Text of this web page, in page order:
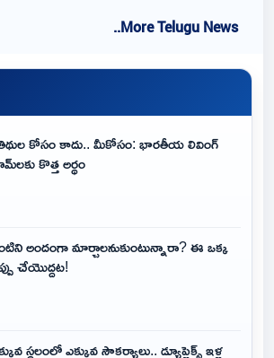
..More Telugu News
కోసం కాదు.. మీకోసం: భారతీయ లివింగ్
కొత్త అర్థం
అందంగా మార్చాలనుకుంటున్నారా? ఈ ఒక్క
చేయొద్దట!
స్థలంలో ఎక్కువ సౌకర్యాలు.. డ్యూప్లెక్స్ ఇళ్ల